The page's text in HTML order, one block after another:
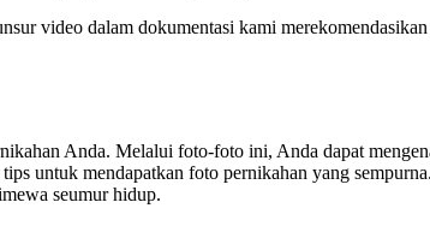
video dalam dokumentasi kami
Anda. Melalui foto-foto ini, Anda dapat
untuk mendapatkan foto pernikahan yang
seumur hidup.